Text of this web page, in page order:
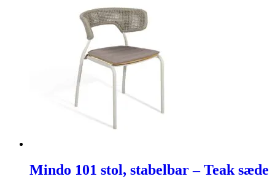
Mindo 101 stol, stabelbar – Teak sæde